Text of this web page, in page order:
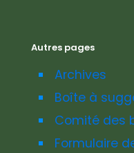
Autres pages
Archives
Boîte à
Comité des
Formulaire